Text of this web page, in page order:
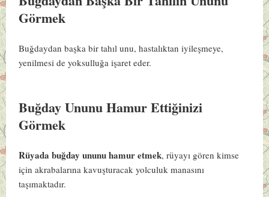
Görmek
Buğdaydan başka bir tahıl unu, hastalıktan iyileşmeye,
yenilmesi de yoksulluğa işaret eder.
Buğday Ununu Hamur Ettiğinizi
Görmek
Rüyada buğday ununu hamur etmek, rüyayı gören kimse
için akrabalarına kavuşturacak yolculuk manasını
taşımaktadır.